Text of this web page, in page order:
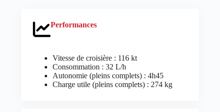
Performances
Vitesse de croisière : 116 kt
Consommation : 32 L/h
Autonomie (pleins complets) : 4h45
Charge utile (pleins complets) : 274 kg